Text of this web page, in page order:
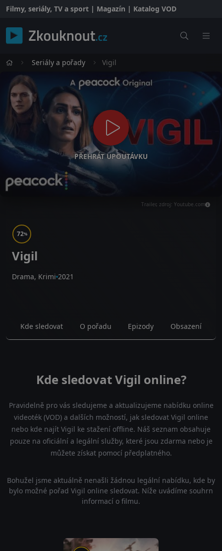
Filmy, seriály, TV a sport | Magazín | Katalog VOD
Seriály a pořady Vigil
PŘEHRÁT UPOUTÁVKU
Trailer, zdroj: Youtube.com
72%
Vigil
Drama, Krimi 2021
Kde sledovat O pořadu Epizody Obsazení
Kde sledovat Vigil online?
Pravidelně pro vás sledujeme a aktualizujeme nabídku online
videoték (VOD) a dalších možností, jak sledovat Vigil online
nebo kde najít Vigil ke stažení offline. Náš seznam obsahuje
pouze na oficiální a legální služby, které jsou zdarma nebo je
můžete získat pomocí předplatného.
Bohužel jsme aktuálně nenašli žádnou legální nabídku, kde by
bylo možné pořad Vigil online sledovat. Níže uvádíme souhrn
informací o filmu.